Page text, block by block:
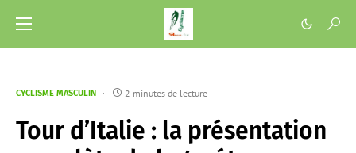
CYCLISME MASCULIN 2 minutes de lecture
Tour d’Italie : la présentation